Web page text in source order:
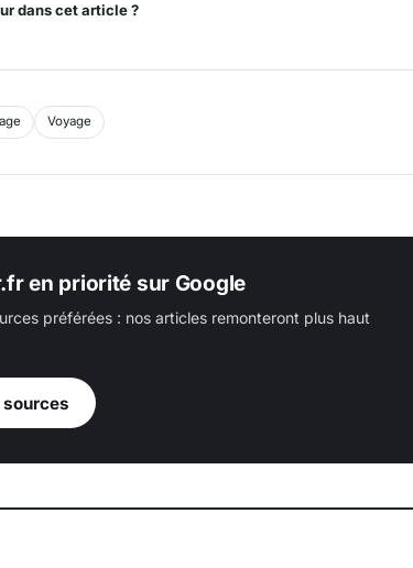
dans cet article ?
Voyage
en priorité sur Google
préférées : nos articles remonteront plus haut